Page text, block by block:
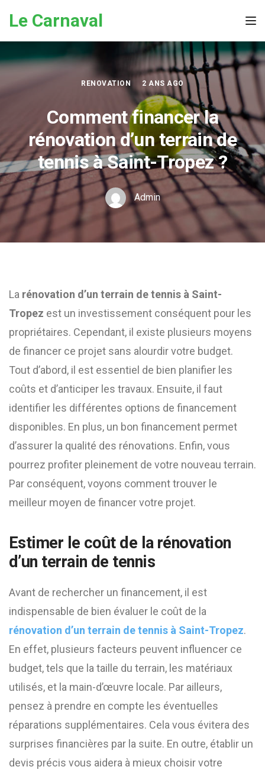
Le Carnaval
RENOVATION 2 ANS AGO
Comment financer la
rénovation d’un terrain de
tennis à Saint-Tropez ?
Admin
La rénovation d’un terrain de tennis à Saint-
Tropez est un investissement conséquent pour les
propriétaires. Cependant, il existe plusieurs moyens
de financer ce projet sans alourdir votre budget.
Tout d’abord, il est essentiel de bien planifier les
coûts et d’anticiper les travaux. Ensuite, il faut
identifier les différentes options de financement
disponibles. En plus, un bon financement permet
d’assurer la qualité des rénovations. Enfin, vous
pourrez profiter pleinement de votre nouveau terrain.
Par conséquent, voyons comment trouver le
meilleur moyen de financer votre projet.
Estimer le coût de la rénovation
d’un terrain de tennis
Avant de rechercher un financement, il est
indispensable de bien évaluer le coût de la
rénovation d’un terrain de tennis à Saint-Tropez.
En effet, plusieurs facteurs peuvent influencer ce
budget, tels que la taille du terrain, les matériaux
utilisés, et la main-d’œuvre locale. Par ailleurs,
pensez à prendre en compte les éventuelles
réparations supplémentaires. Cela vous évitera des
surprises financières par la suite. En outre, établir un
devis précis vous aidera à mieux choisir votre